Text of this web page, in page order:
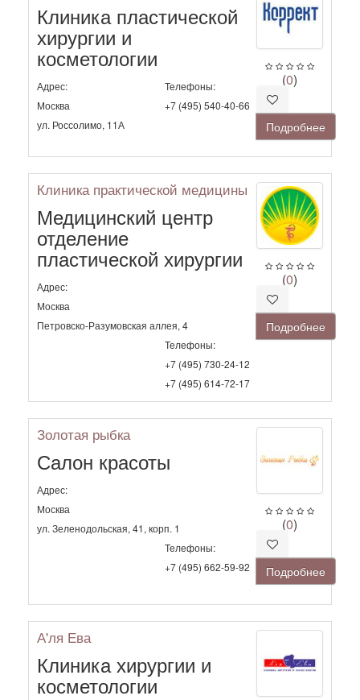
Клиника пластической
хирургии и
косметологии
Адрес:
Москва
ул. Россолимо, 11А
Телефоны:
+7 (495) 540-40-66
(0)
Подробнее
Клиника практической медицины
Медицинский центр
отделение
пластической хирургии
Адрес:
Москва
Петровско-Разумовская аллея, 4
Телефоны:
+7 (495) 730-24-12
+7 (495) 614-72-17
(0)
Подробнее
Золотая рыбка
Салон красоты
Адрес:
Москва
ул. Зеленодольская, 41, корп. 1
Телефоны:
+7 (495) 662-59-92
(0)
Подробнее
А'ля Ева
Клиника хирургии и
косметологии